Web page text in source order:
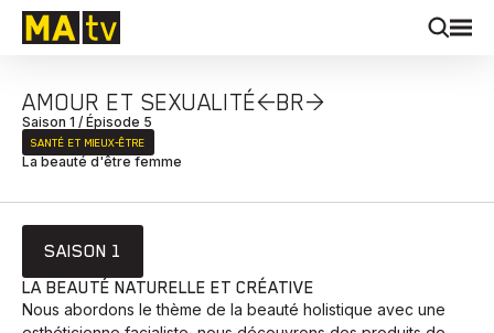
AMOUR ET SEXUALITÉ<BR>
Saison 1 / Épisode 5
SANTÉ ET MIEUX‑ÊTRE
La beauté d'être femme
SAISON 1
LA BEAUTÉ NATURELLE ET CRÉATIVE
Nous abordons le thème de la beauté holistique avec une